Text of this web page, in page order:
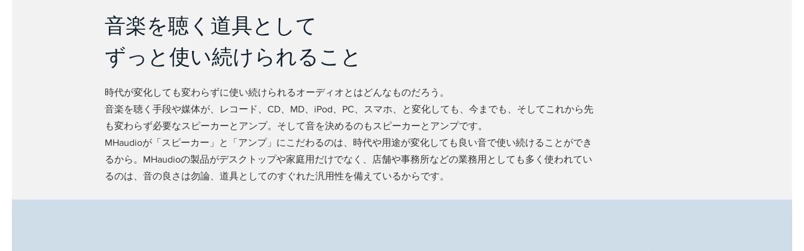
音楽を聴く道具として
​ずっと使い続けられること
時代が変化しても変わらずに使い続けられるオーディオとはどんなものだろう。
音楽を聴く手段や媒体が、レコード、CD、MD、iPod、PC、スマホ、と変化しても、今までも、そしてこれから先
も変わらず必要なスピーカーとアンプ。そして音を決めるのもスピーカーとアンプです。
MHaudioが「スピーカー」と「アンプ」にこだわるのは、時代や用途が変化しても良い音で使い続けることができ
るから。MHaudioの製品がデスクトップや家庭用だけでなく、店舗や事務所などの業務用としても多く使われてい
るのは、音の良さは勿論、道具としてのすぐれた汎用性を備えているからです。